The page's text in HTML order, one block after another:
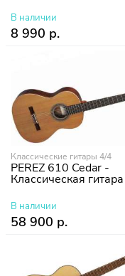
В наличии
8 990 р.
Классические гитары 4/4
PEREZ 610 Cedar -
Классическая гитара
В наличии
58 900 р.